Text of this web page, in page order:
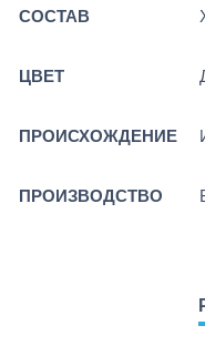
СОСТАВ
ЦВЕТ
ПРОИСХОЖДЕНИЕ
ПРОИЗВОДСТВО